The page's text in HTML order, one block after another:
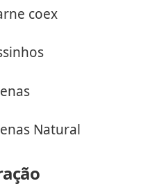
coex
Natural